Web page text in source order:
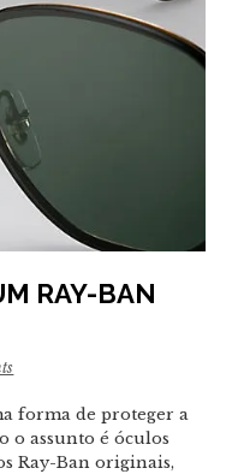
RAY-BAN
forma de proteger a
o assunto é óculos
Ray-Ban originais,